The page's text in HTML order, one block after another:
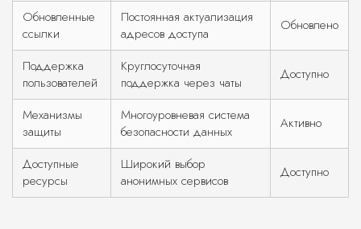
Обновленные
ссылки
Постоянная актуализация
адресов доступа
Обновлено
Поддержка
пользователей
Круглосуточная
поддержка через чаты
Доступно
Механизмы
защиты
Многоуровневая система
безопасности данных
Активно
Доступные
ресурсы
Широкий выбор
анонимных сервисов
Доступно